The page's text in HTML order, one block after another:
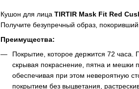
Кушон для лица TIRTIR Mask Fit Red
Получите безупречный образ,
Преимущества:
Покрытие, которое держится 72
скрывая покраснение, пятна и
обеспечивая при этом невероятную
покрытием без выцветания,